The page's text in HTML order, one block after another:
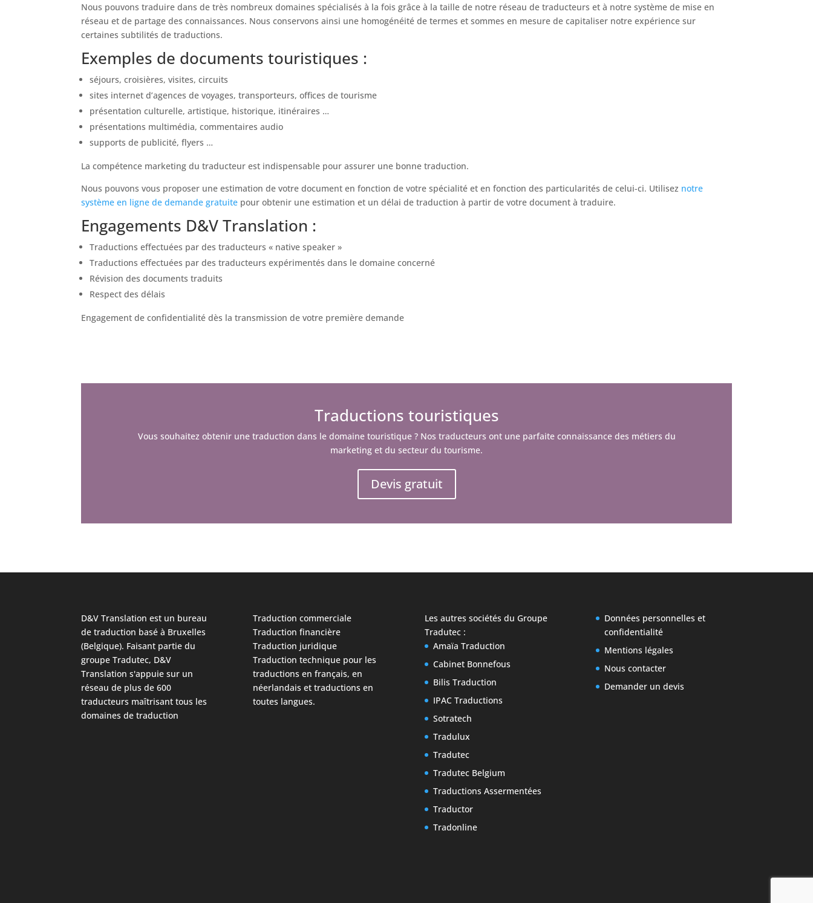
Nous pouvons traduire dans de très nombreux domaines spécialisés à la fois grâce à la taille de notre réseau de traducteurs et à notre système de mise en
réseau et de partage des connaissances. Nous conservons ainsi une homogénéité de termes et sommes en mesure de capitaliser notre expérience sur
certaines subtilités de traductions.
Exemples de documents touristiques :
séjours, croisières, visites, circuits
sites internet d’agences de voyages, transporteurs, offices de tourisme
présentation culturelle, artistique, historique, itinéraires …
présentations multimédia, commentaires audio
supports de publicité, flyers …
La compétence marketing du traducteur est indispensable pour assurer une bonne traduction.
Nous pouvons vous proposer une estimation de votre document en fonction de votre spécialité et en fonction des particularités de celui-ci. Utilisez notre
système en ligne de demande gratuite pour obtenir une estimation et un délai de traduction à partir de votre document à traduire.
Engagements D&V Translation :
Traductions effectuées par des traducteurs « native speaker »
Traductions effectuées par des traducteurs expérimentés dans le domaine concerné
Révision des documents traduits
Respect des délais
Engagement de confidentialité dès la transmission de votre première demande
Traductions touristiques
Vous souhaitez obtenir une traduction dans le domaine touristique ? Nos traducteurs ont une parfaite connaissance des métiers du
marketing et du secteur du tourisme.
Devis gratuit
D&V Translation est un bureau
de traduction basé à Bruxelles
(Belgique). Faisant partie du
groupe Tradutec, D&V
Translation s'appuie sur un
réseau de plus de 600
traducteurs maîtrisant tous les
domaines de traduction
Traduction commerciale
Traduction financière
Traduction juridique
Traduction techniquepour les
traductions en français, en
néerlandais et traductions en
toutes langues.
Les autres sociétés du Groupe
Tradutec:
Amaïa Traduction
Cabinet Bonnefous
Bilis Traduction
IPAC Traductions
Sotratech
Tradulux
Tradutec
Tradutec Belgium
Traductions Assermentées
Traductor
Tradonline
Données personnelles et
confidentialité
Mentions légales
Nous contacter
Demander un devis